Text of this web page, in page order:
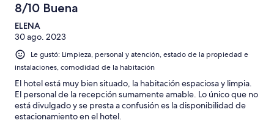
8/10 Buena
ELENA
30 ago. 2023
Le gustó: Limpieza, personal y atención, estado de la propiedad e
instalaciones, comodidad de la habitación
El hotel está muy bien situado, la habitación espaciosa y limpia.
El personal de la recepción sumamente amable. Lo único que no
está divulgado y se presta a confusión es la disponibilidad de
estacionamiento en el hotel.